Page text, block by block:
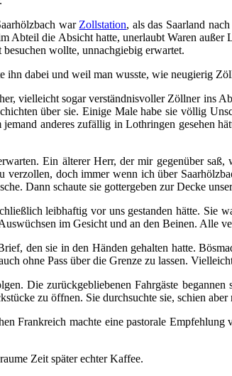
war Zollstation, als das Saarland
Abteil die Absicht hatte, unerlaubt Waren
wollte, unnachgiebig erwartet.
ihn dabei und weil man wusste, wie neugierig
vielleicht sogar verständnisvoller Zöllner ins
über sie. Einige Male habe sie völlig
anderes zufällig in Lothringen
Ein älterer Herr, der mir gegenüber
verzollen, doch immer wenn ich über
Dann schaute sie gottergeben zur Decke
leibhaftig vor uns gestanden hätte.
im Gesicht und an den Beinen. Alle
den sie in den Händen gehalten hatte.
ohne Pass über die Grenze zu lassen.
Die zurückgebliebenen Fahrgäste
zu öffnen. Sie durchsuchte sie, schien
Frankreich machte eine pastorale
Zeit später echter Kaffee.